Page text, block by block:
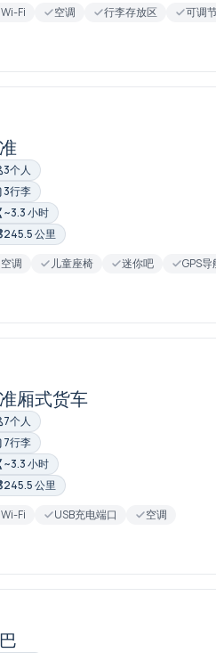
Wi-Fi
空调 行李存放区 可调
3个人
3行李
~3.3 小时
245.5 公里
空调
儿童座椅 迷你吧 GPS导
厢式货车
7个人
7行李
~3.3 小时
245.5 公里
Wi-Fi
USB充电端口 空调